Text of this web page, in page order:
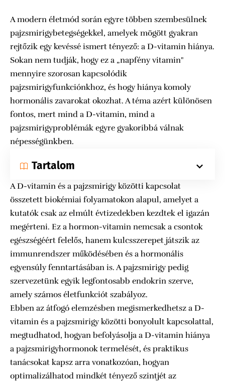
A modern életmód során egyre többen szembesülnek
pajzsmirigybetegségekkel, amelyek mögött gyakran
rejtőzik egy kevéssé ismert tényező: a D-vitamin hiánya.
Sokan nem tudják, hogy ez a „napfény vitamin"
mennyire szorosan kapcsolódik
pajzsmirigyfunkciónkhoz, és hogy hiánya komoly
hormonális zavarokat okozhat. A téma azért különösen
fontos, mert mind a D-vitamin, mind a
pajzsmirigyproblémák egyre gyakoribbá válnak
népességünkben.
Tartalom
A D-vitamin és a pajzsmirigy közötti kapcsolat
összetett biokémiai folyamatokon alapul, amelyet a
kutatók csak az elmúlt évtizedekben kezdtek el igazán
megérteni. Ez a hormon-vitamin nemcsak a csontok
egészségéért felelős, hanem kulcsszerepet játszik az
immunrendszer működésében és a hormonális
egyensúly fenntartásában is. A pajzsmirigy pedig
szervezetünk egyik legfontosabb endokrin szerve,
amely számos életfunkciót szabályoz.
Ebben az átfogó elemzésben megismerkedhetsz a D-
vitamin és a pajzsmirigy közötti bonyolult kapcsolattal,
megtudhatod, hogyan befolyásolja a D-vitamin hiánya
a pajzsmirigyhormonok termelését, és praktikus
tanácsokat kapsz arra vonatkozóan, hogyan
optimalizálhatod mindkét tényező szintjét az